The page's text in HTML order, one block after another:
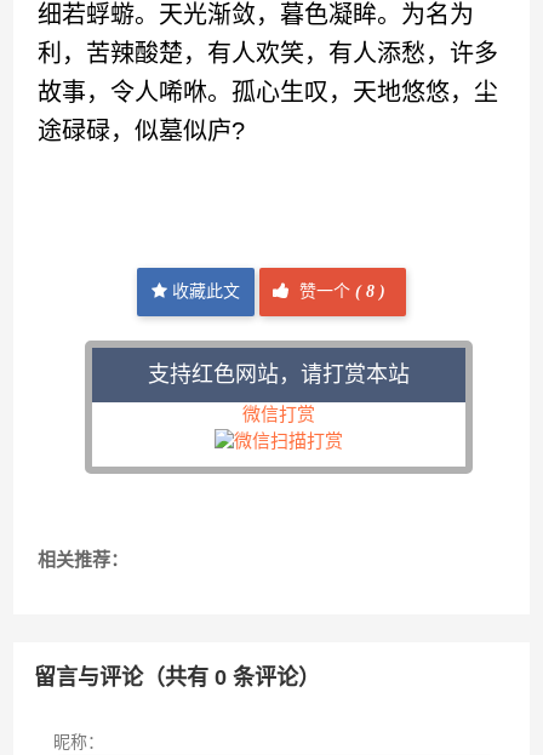
细若蜉蝣。天光渐敛，暮色凝眸。为名为
利，苦辣酸楚，有人欢笑，有人添愁，许多
故事，令人唏咻。孤心生叹，天地悠悠，尘
途碌碌，似墓似庐?
收藏此文 赞一个 (8 )
支持红色网站，请打赏本站
微信打赏
相关推荐：
留言与评论（共有0 条评论）
昵称：